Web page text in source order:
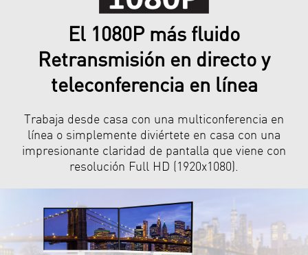
El 1080P más fluido
Retransmisión en directo y
teleconferencia en línea
Trabaja desde casa con una multiconferencia en
línea o simplemente diviértete en casa con una
impresionante claridad de pantalla que viene con
resolución Full HD (1920x1080).